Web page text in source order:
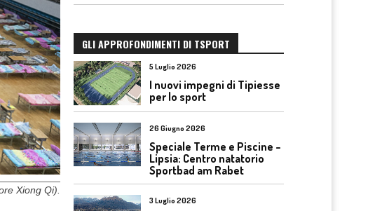
Xiong Qi).
GLI APPROFONDIMENTI DI TSPORT
5 Luglio 2026
I nuovi impegni di Tipiesse
per lo sport
26 Giugno 2026
Speciale Terme e Piscine –
Lipsia: Centro natatorio
Sportbad am Rabet
3 Luglio 2026